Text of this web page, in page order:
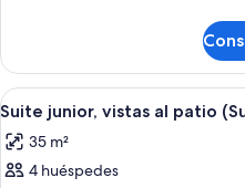
junior
(E)
Abrir
todas
las
fotos
4
Suite junior, vistas al patio
35 m²
4 huéspedes